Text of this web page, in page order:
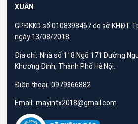
XUÂN
GPĐKKD số:0108398467 do sở KHĐT
ngày 13/08/2018
Địa chỉ: Nhà số 118 Ngõ 171 Đường
Khương Đình, Thành Phố Hà Nội.
Điện thoại: 0979866882
Email: mayintx2018@gmail.com